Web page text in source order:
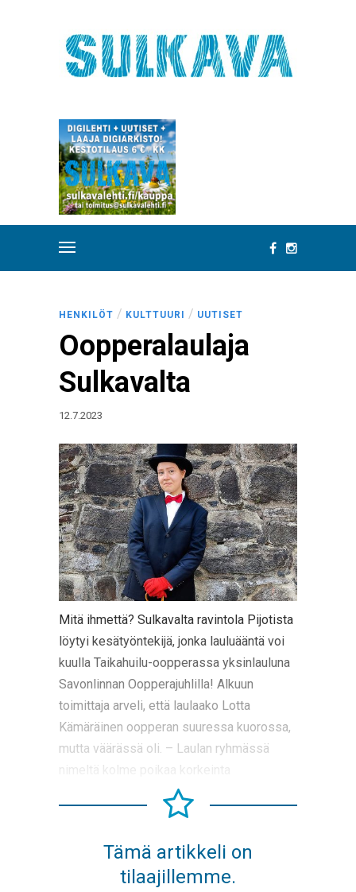
HENKILÖT / KULTTUURI / UUTISET
Oopperalaulaja
Sulkavalta
12.7.2023
Mitä ihmettä? Sulkavalta ravintola Pijotista
löytyi kesätyöntekijä, jonka lauluääntä voi
kuulla Taikahuilu-oopperassa yksinlauluna
Savonlinnan Oopperajuhlilla! Alkuun
toimittaja arveli, että laulaako Lotta
Kämäräinen oopperan suuressa kuorossa,
mutta väärässä oli. – Laulan ryhmässä
nimeltä kolme poikaa korkeinta
Tämä artikkeli on
tilaajillemme.